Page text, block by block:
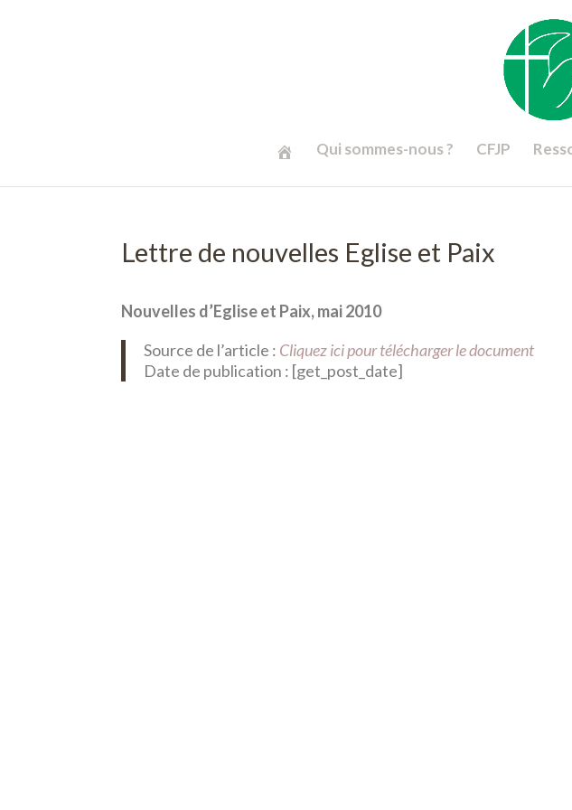
Qui sommes-nous ? CFJP
Lettre de nouvelles Eglise et Paix
Nouvelles d’Eglise et Paix, mai 2010
Source de l’article : Cliquez ici pour télécharger le document
Date de publication : [get_post_date]